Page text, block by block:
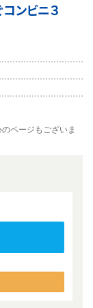
ンビニ３
ページもございま